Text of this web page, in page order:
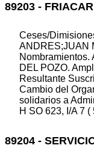
89203 -
Ceses/
ANDRES;JUAN
Nombramientos.
DEL POZO.
Resultante
Cambio del
solidarios a
H SO 623, I/A 7 (
89204 -